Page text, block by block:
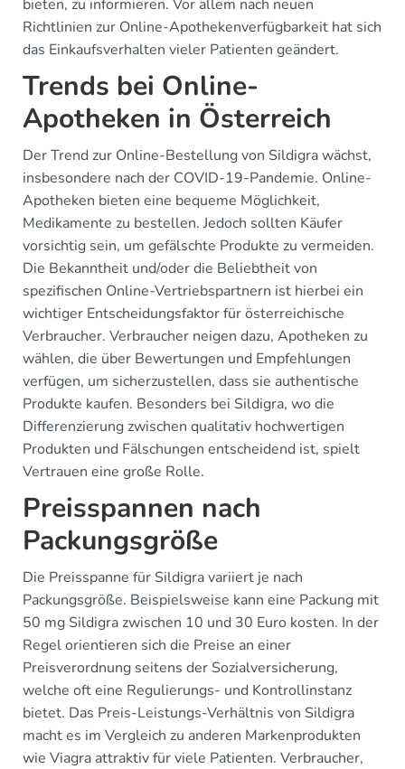
bieten, zu informieren. Vor allem nach neuen
Richtlinien zur Online-Apothekenverfügbarkeit hat sich
das Einkaufsverhalten vieler Patienten geändert.
Trends bei Online-
Apotheken in Österreich
Der Trend zur Online-Bestellung von Sildigra wächst,
insbesondere nach der COVID-19-Pandemie. Online-
Apotheken bieten eine bequeme Möglichkeit,
Medikamente zu bestellen. Jedoch sollten Käufer
vorsichtig sein, um gefälschte Produkte zu vermeiden.
Die Bekanntheit und/oder die Beliebtheit von
spezifischen Online-Vertriebspartnern ist hierbei ein
wichtiger Entscheidungsfaktor für österreichische
Verbraucher. Verbraucher neigen dazu, Apotheken zu
wählen, die über Bewertungen und Empfehlungen
verfügen, um sicherzustellen, dass sie authentische
Produkte kaufen. Besonders bei Sildigra, wo die
Differenzierung zwischen qualitativ hochwertigen
Produkten und Fälschungen entscheidend ist, spielt
Vertrauen eine große Rolle.
Preisspannen nach
Packungsgröße
Die Preisspanne für Sildigra variiert je nach
Packungsgröße. Beispielsweise kann eine Packung mit
50 mg Sildigra zwischen 10 und 30 Euro kosten. In der
Regel orientieren sich die Preise an einer
Preisverordnung seitens der Sozialversicherung,
welche oft eine Regulierungs- und Kontrollinstanz
bietet. Das Preis-Leistungs-Verhältnis von Sildigra
macht es im Vergleich zu anderen Markenprodukten
wie Viagra attraktiv für viele Patienten. Verbraucher,